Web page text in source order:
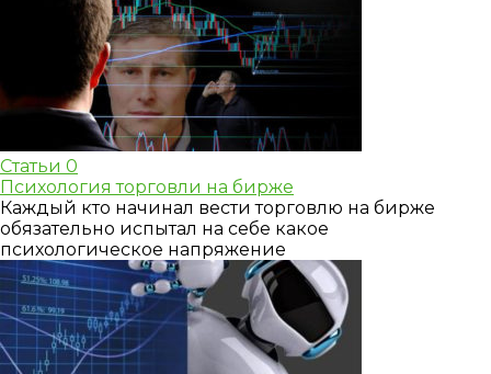
Статьи 0
Психология торговли на бирже
Каждый кто начинал вести торговлю на бирже
обязательно испытал на себе какое
психологическое напряжение